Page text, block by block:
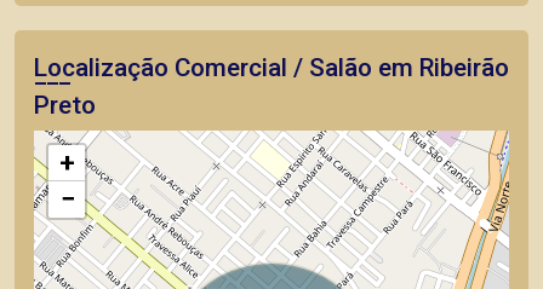
Localização Comercial / Salão em Ribeirão
Preto
+
−